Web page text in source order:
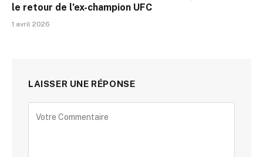
le retour de l’ex-champion UFC
1 avril 2026
LAISSER UNE RÉPONSE